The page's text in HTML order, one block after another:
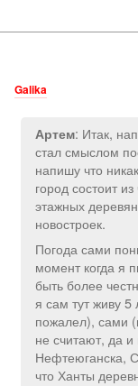
Galika
Артем: Итак,
стал смыслом
напишу что
город состоит
этажных
новостроек.
Погода сами
момент когда я
быть более
я сам тут живу
пожалел), сами
не считают, да
Нефтеюганска,
что Ханты